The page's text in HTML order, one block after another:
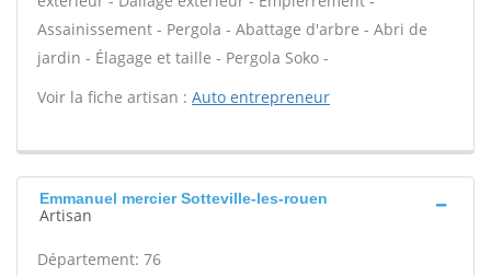
Assainissement - Pergola - Abattage d'arbre - Abri de
jardin - Élagage et taille - Pergola Soko -
Voir la fiche artisan : Auto entrepreneur
Emmanuel mercier Sotteville-les-rouen
Artisan
Département: 76